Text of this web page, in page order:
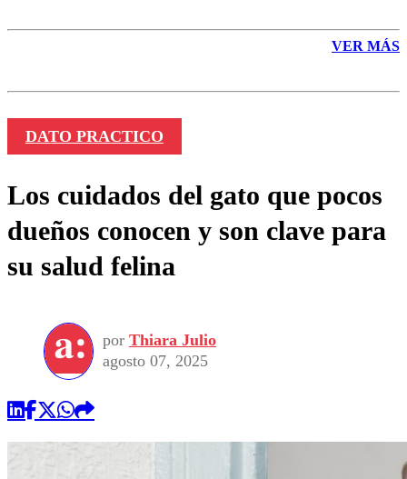
VER MÁS
DATO PRACTICO
Los cuidados del gato que pocos
dueños conocen y son clave para
su salud felina
por Thiara Julio
agosto 07, 2025